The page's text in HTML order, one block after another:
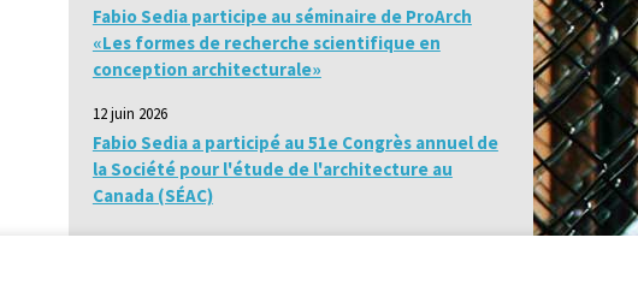
Fabio Sedia participe au séminaire de ProArch
«Les formes de recherche scientifique en
conception architecturale»
12 juin 2026
Fabio Sedia a participé au 51e Congrès annuel de
la Société pour l'étude de l'architecture au
Canada (SÉAC)